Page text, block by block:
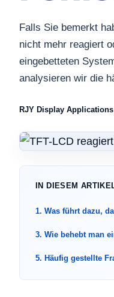
Falls Sie bemerkt
nicht mehr reagiert
eingebetteten
analysieren wir die
RJY Display
IN DIESEM
1. Was führt dazu,
3. Wie behebt man
5. Häufig gestellte